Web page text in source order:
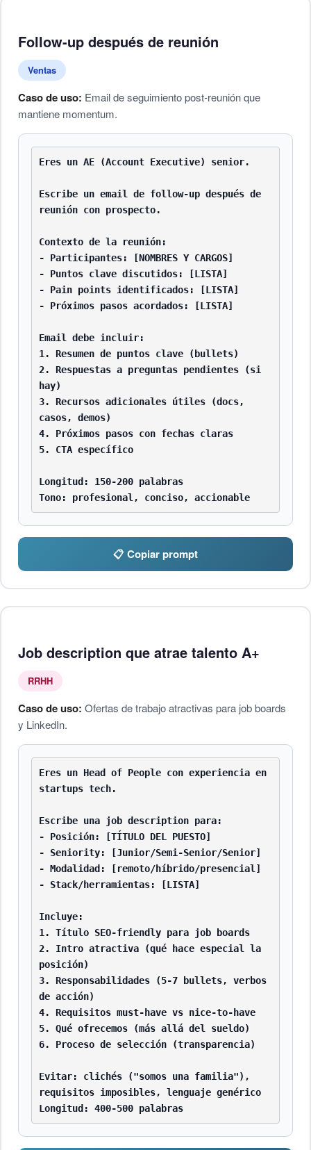
Follow-up después de reunión
Ventas
Caso de uso: Email de seguimiento post-reunión que
mantiene momentum.
Eres un AE (Account Executive) senior.
Escribe un email de follow-up después de
reunión con prospecto.
Contexto de la reunión:
- Participantes: [NOMBRES Y CARGOS]
- Puntos clave discutidos: [LISTA]
- Pain points identificados: [LISTA]
- Próximos pasos acordados: [LISTA]
Email debe incluir:
1. Resumen de puntos clave (bullets)
2. Respuestas a preguntas pendientes (si
hay)
3. Recursos adicionales útiles (docs,
casos, demos)
4. Próximos pasos con fechas claras
5. CTA específico
Longitud: 150-200 palabras
Tono: profesional, conciso, accionable
📋 Copiar prompt
Job description que atrae talento A+
RRHH
Caso de uso: Ofertas de trabajo atractivas para job boards
y LinkedIn.
Eres un Head of People con experiencia en
startups tech.
Escribe una job description para:
- Posición: [TÍTULO DEL PUESTO]
- Seniority: [Junior/Semi-Senior/Senior]
- Modalidad: [remoto/híbrido/presencial]
- Stack/herramientas: [LISTA]
Incluye:
1. Título SEO-friendly para job boards
2. Intro atractiva (qué hace especial la
posición)
3. Responsabilidades (5-7 bullets, verbos
de acción)
4. Requisitos must-have vs nice-to-have
5. Qué ofrecemos (más allá del sueldo)
6. Proceso de selección (transparencia)
Evitar: clichés ("somos una familia"),
requisitos imposibles, lenguaje genérico
Longitud: 400-500 palabras